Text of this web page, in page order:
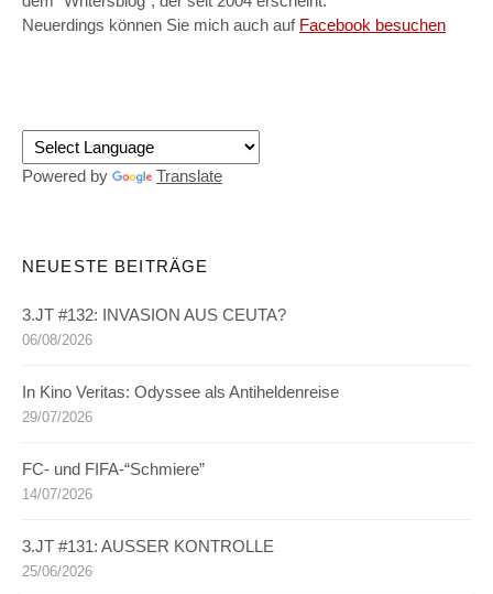
Neuerdings können Sie mich auch auf Facebook besuchen
Powered by Translate
NEUESTE BEITRÄGE
3.JT #132: INVASION AUS CEUTA?
06/08/2026
In Kino Veritas: Odyssee als Antiheldenreise
29/07/2026
FC- und FIFA-“Schmiere”
14/07/2026
3.JT #131: AUSSER KONTROLLE
25/06/2026